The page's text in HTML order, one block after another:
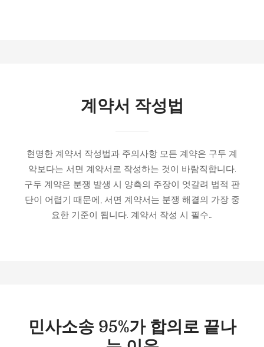
계약서 작성법
현명한 계약서 작성법과 주의사항 모든 계약은 구두 계
약보다는 서면 계약서로 작성하는 것이 바람직합니다.
구두 계약은 분쟁 발생 시 양측의 주장이 엇갈려 법적 판
단이 어렵기 때문에, 서면 계약서는 분쟁 해결의 가장 중
요한 기준이 됩니다. 계약서 작성 시 필수…
민사소송 95%가 합의로 끝나